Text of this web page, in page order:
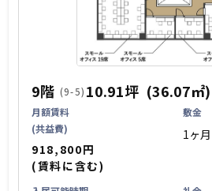
9階 (9-5) 10.91坪 (36.07㎡)
月額賃料
(共益費)
918,800円
(賃料に含む)
敷金
1ヶ月